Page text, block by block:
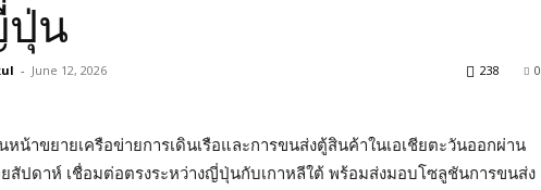
ปุ่น
- June 12, 2026 0
238
หน้าขยายเครือข่ายการเดินเรือและการขนส่งตู้สินค้าในเอเชียตะวันออกผ่าน
สัปดาห์ เชื่อมต่อตรงระหว่างญี่ปุ่นกับเกาหลีใต้ พร้อมส่งมอบโซลูชันการขนส่ง